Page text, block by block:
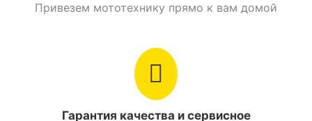
Тип питания
100 кг.
Максимальная
Привезем мототехнику прямо к вам домой
Гарантия качества и сервисное